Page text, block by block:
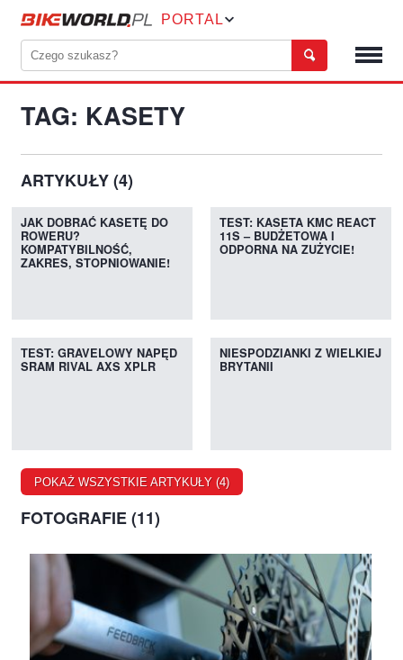
PORTAL
TAG: KASETY
ARTYKUŁY (4)
JAK DOBRAĆ KASETĘ DO
ROWERU?
KOMPATYBILNOŚĆ,
ZAKRES, STOPNIOWANIE!
TEST: KASETA KMC REACT
11S – BUDŻETOWA I
ODPORNA NA ZUŻYCIE!
TEST: GRAVELOWY NAPĘD
SRAM RIVAL AXS XPLR
NIESPODZIANKI Z WIELKIEJ
BRYTANII
POKAŻ WSZYSTKIE ARTYKUŁY (4)
FOTOGRAFIE (11)